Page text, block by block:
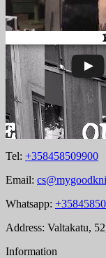
Tel: +358458509900
Email:
Whatsapp:
Address: Valtakatu,
Information